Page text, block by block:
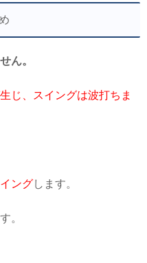
ん。
じ、スイングは波打ちま
ングします。
。